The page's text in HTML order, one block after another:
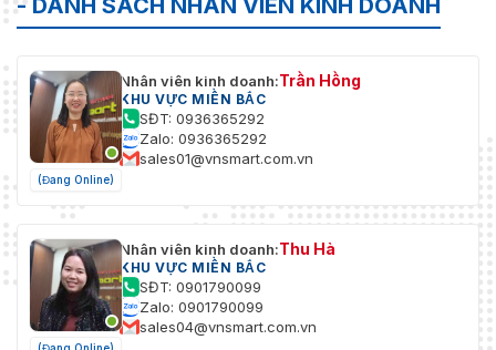
- DANH SÁCH NHÂN VIÊN KINH DOANH
(Đang Online)
Nhân viên kinh doanh:Trần Hồng
KHU VỰC MIỀN BẮC
SĐT: 0936365292
Zalo: 0936365292
sales01@vnsmart.com.vn
Nhân viên kinh doanh:Thu Hà
KHU VỰC MIỀN BẮC
SĐT: 0901790099
Zalo: 0901790099
sales04@vnsmart.com.vn